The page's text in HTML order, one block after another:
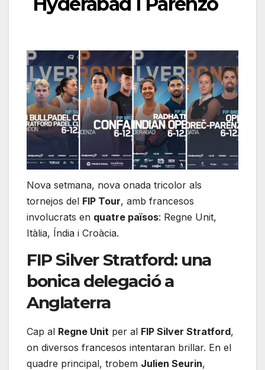
Nova setmana, nova onada tricolor als
tornejos del FIP Tour, amb francesos
involucrats en quatre països: Regne Unit,
Itàlia, Índia i Croàcia.
FIP Silver Stratford: una
bonica delegació a
Anglaterra
Cap al Regne Unit per al FIP Silver Stratford,
on diversos francesos intentaran brillar. En el
quadre principal, trobem Julien Seurin,